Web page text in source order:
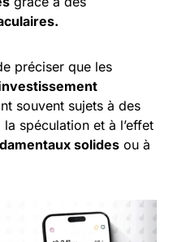
préciser que les
nvestissement
souvent sujets à des
spéculation et à l’effet
solides ou à